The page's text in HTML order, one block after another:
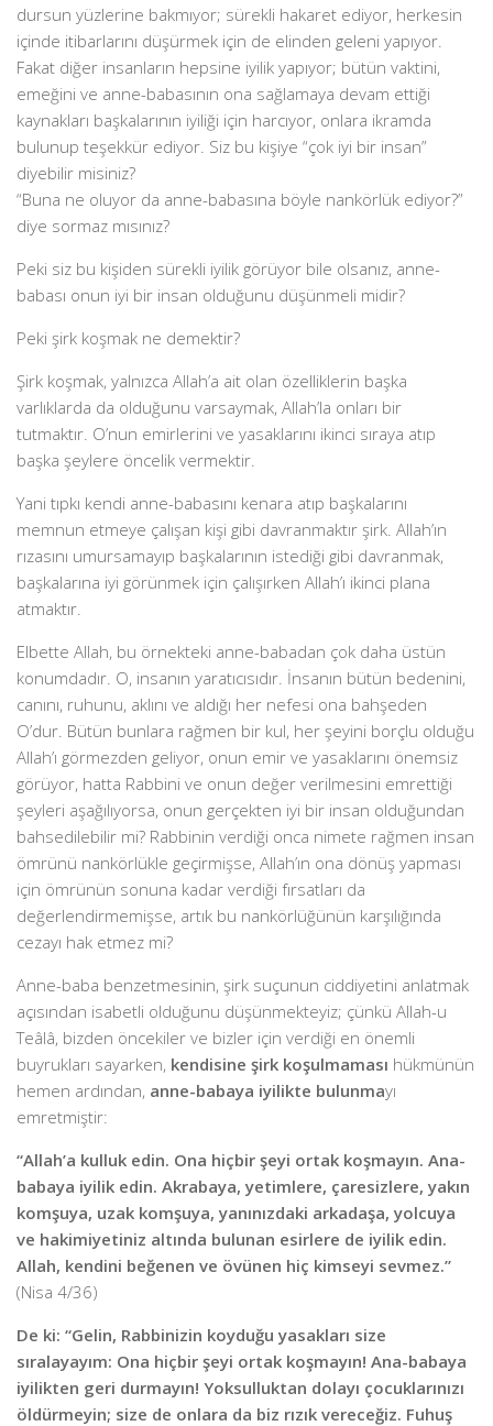
dursun yüzlerine bakmıyor; sürekli hakaret ediyor, herkesin
içinde itibarlarını düşürmek için de elinden geleni yapıyor.
Fakat diğer insanların hepsine iyilik yapıyor; bütün vaktini,
emeğini ve anne-babasının ona sağlamaya devam ettiği
kaynakları başkalarının iyiliği için harcıyor, onlara ikramda
bulunup teşekkür ediyor. Siz bu kişiye “çok iyi bir insan”
diyebilir misiniz?
“Buna ne oluyor da anne-babasına böyle nankörlük ediyor?”
diye sormaz mısınız?
Peki siz bu kişiden sürekli iyilik görüyor bile olsanız, anne-
babası onun iyi bir insan olduğunu düşünmeli midir?
Peki şirk koşmak ne demektir?
Şirk koşmak, yalnızca Allah’a ait olan özelliklerin başka
varlıklarda da olduğunu varsaymak, Allah’la onları bir
tutmaktır. O’nun emirlerini ve yasaklarını ikinci sıraya atıp
başka şeylere öncelik vermektir.
Yani tıpkı kendi anne-babasını kenara atıp başkalarını
memnun etmeye çalışan kişi gibi davranmaktır şirk. Allah’ın
rızasını umursamayıp başkalarının istediği gibi davranmak,
başkalarına iyi görünmek için çalışırken Allah’ı ikinci plana
atmaktır.
Elbette Allah, bu örnekteki anne-babadan çok daha üstün
konumdadır. O, insanın yaratıcısıdır. İnsanın bütün bedenini,
canını, ruhunu, aklını ve aldığı her nefesi ona bahşeden
O’dur. Bütün bunlara rağmen bir kul, her şeyini borçlu olduğu
Allah’ı görmezden geliyor, onun emir ve yasaklarını önemsiz
görüyor, hatta Rabbini ve onun değer verilmesini emrettiği
şeyleri aşağılıyorsa, onun gerçekten iyi bir insan olduğundan
bahsedilebilir mi? Rabbinin verdiği onca nimete rağmen insan
ömrünü nankörlükle geçirmişse, Allah’ın ona dönüş yapması
için ömrünün sonuna kadar verdiği fırsatları da
değerlendirmemişse, artık bu nankörlüğünün karşılığında
cezayı hak etmez mi?
Anne-baba benzetmesinin, şirk suçunun ciddiyetini anlatmak
açısından isabetli olduğunu düşünmekteyiz; çünkü Allah-u
Teâlâ, bizden öncekiler ve bizler için verdiği en önemli
buyrukları sayarken, kendisine şirk koşulmaması hükmünün
hemen ardından, anne-babaya iyilikte bulunmayı
emretmiştir:
“Allah’a kulluk edin. Ona hiçbir şeyi ortak koşmayın. Ana-
babaya iyilik edin. Akrabaya, yetimlere, çaresizlere, yakın
komşuya, uzak komşuya, yanınızdaki arkadaşa, yolcuya
ve hakimiyetiniz altında bulunan esirlere de iyilik edin.
Allah, kendini beğenen ve övünen hiç kimseyi sevmez.”
(Nisa 4/36)
De ki: “Gelin, Rabbinizin koyduğu yasakları size
sıralayayım: Ona hiçbir şeyi ortak koşmayın! Ana-babaya
iyilikten geri durmayın! Yoksulluktan dolayı çocuklarınızı
öldürmeyin; size de onlara da biz rızık vereceğiz. Fuhuş